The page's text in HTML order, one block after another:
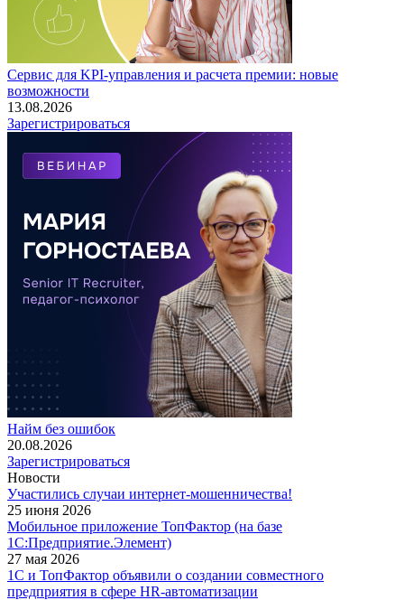
Сервис для KPI-управления и расчета премии: новые
возможности
13.08.2026
Зарегистрироваться
Найм без ошибок
20.08.2026
Зарегистрироваться
Новости
Участились случаи интернет-мошенничества!
25 июня 2026
Мобильное приложение ТопФактор (на базе
1С:Предприятие.Элемент)
27 мая 2026
1С и ТопФактор объявили о создании совместного
предприятия в сфере HR-автоматизации